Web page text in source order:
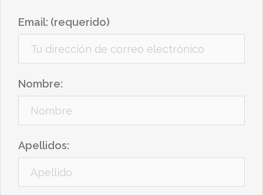
Email: (requerido)
Nombre:
Apellidos: